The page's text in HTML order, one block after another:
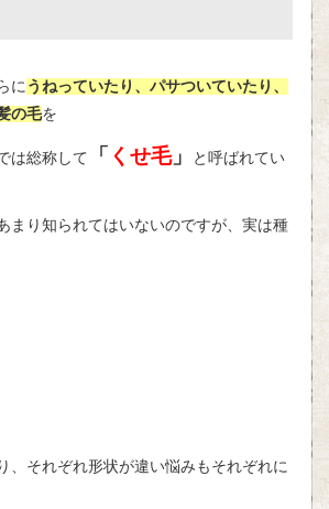
に うねっていたり、パサついていたり、
の毛を
は総称して 「 くせ毛」
と呼ばれてい
まり知られてはいないのですが、実は種
、それぞれ形状が違い悩みもそれぞれに